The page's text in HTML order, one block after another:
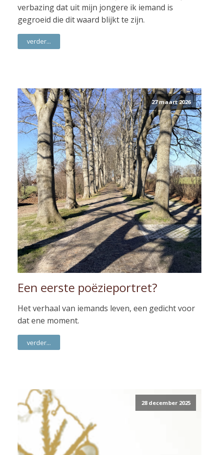
verbazing dat uit mijn jongere ik iemand is
gegroeid die dit waard blijkt te zijn.
verder...
27 maart 2026
Een eerste poëzieportret?
Het verhaal van iemands leven, een gedicht voor
dat ene moment.
verder...
28 december 2025